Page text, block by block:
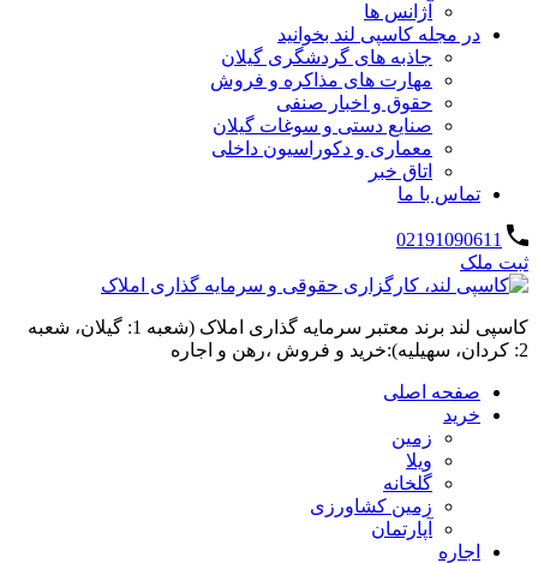
آژانس ها
در مجله کاسپی لند بخوانید
جاذبه های گردشگری گیلان
مهارت های مذاکره و فروش
حقوق و اخبار صنفی
صنایع دستی و سوغات گیلان
معماری و دکوراسیون داخلی
اتاق خبر
تماس با ما
02191090611
ثبت ملک
کاسپی لند برند معتبر سرمایه گذاری املاک (شعبه 1: گیلان، شعبه
2: کردان، سهیلیه):خرید و فروش ،رهن و اجاره
صفحه اصلی
خرید
زمین
ویلا
گلخانه
زمین کشاورزی
آپارتمان
اجاره